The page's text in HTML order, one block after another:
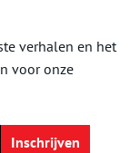
verhalen en het
voor onze